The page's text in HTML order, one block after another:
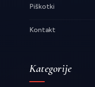
Piškotki
Kontakt
Kategorije